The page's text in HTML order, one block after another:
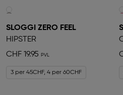
SLOGGI ZERO FEEL
HIPSTER
CHF 19.95
3 per 45CHF, 4 per 60CHF